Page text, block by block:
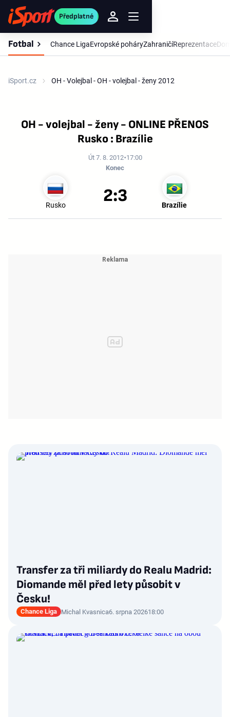
Předplatné
Fotbal Chance LigaEvropské poháryZahraničíReprezentace
iSport.cz OH - Volejbal - OH - volejbal - ženy 2012
OH - volejbal - ženy - ONLINE PŘENOS
Rusko : Brazílie
Út 7. 8. 2012 17:00
Konec
Rusko Brazílie
2:3
Transfer za tři miliardy do Realu Madrid:
Diomande měl před lety působit v
Česku!
Chance Liga Michal Kvasnica6. srpna 202618:00